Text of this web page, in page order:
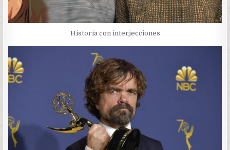
Historia con interjecciones